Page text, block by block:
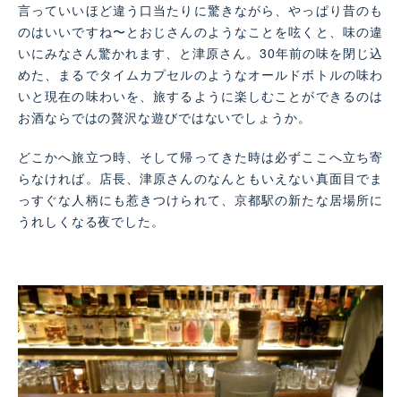
言っていいほど違う口当たりに驚きながら、やっぱり昔のも
のはいいですね〜とおじさんのようなことを呟くと、味の違
いにみなさん驚かれます、と津原さん。30年前の味を閉じ込
めた、まるでタイムカプセルのようなオールドボトルの味わ
いと現在の味わいを、旅するように楽しむことができるのは
お酒ならではの贅沢な遊びではないでしょうか。
どこかへ旅立つ時、そして帰ってきた時は必ずここへ立ち寄
らなければ。店長、津原さんのなんともいえない真面目でま
っすぐな人柄にも惹きつけられて、京都駅の新たな居場所に
うれしくなる夜でした。